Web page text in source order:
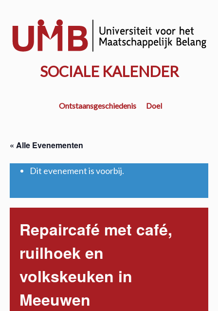
hoofd
SOCIALE KALENDER
Ontstaansgeschiedenis Doel
« Alle Evenementen
Dit evenement is voorbij.
Repaircafé met café,
ruilhoek en
volkskeuken in
Meeuwen